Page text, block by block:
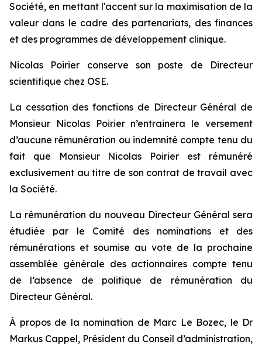
Société, en mettant l'accent sur la maximisation de la
valeur dans le cadre des partenariats, des finances
et des programmes de développement clinique.
Nicolas Poirier conserve son poste de Directeur
scientifique chez OSE.
La cessation des fonctions de Directeur Général de
Monsieur Nicolas Poirier n’entrainera le versement
d’aucune rémunération ou indemnité compte tenu du
fait que Monsieur Nicolas Poirier est rémunéré
exclusivement au titre de son contrat de travail avec
la Société.
La rémunération du nouveau Directeur Général sera
étudiée par le Comité des nominations et des
rémunérations et soumise au vote de la prochaine
assemblée générale des actionnaires compte tenu
de l’absence de politique de rémunération du
Directeur Général.
À propos de la nomination de Marc Le Bozec, le Dr
Markus Cappel, Président du Conseil d’administration,